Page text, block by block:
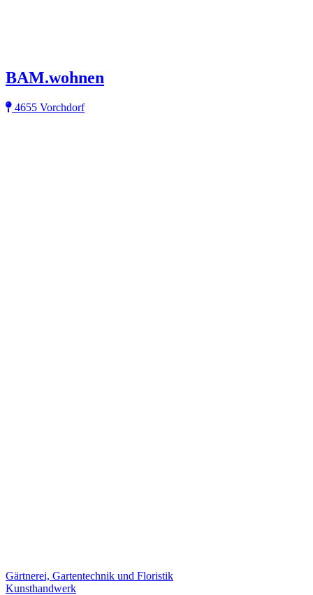
BAM.wohnen
4655 Vorchdorf
Gärtnerei, Gartentechnik und Floristik
Kunsthandwerk